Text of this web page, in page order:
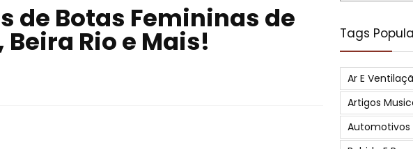
de Botas Femininas de
Rio e Mais! Tags
Ar E
Artigos
Automotivos